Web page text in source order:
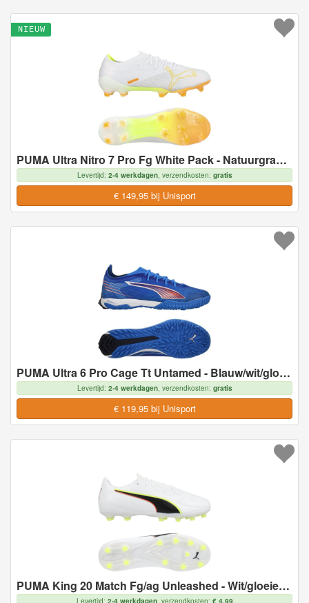
PUMA Ultra Nitro 7 Pro Fg White Pack - Natuurgras (Fg), maat 43
Levertijd: 2-4 werkdagen, verzendkosten: gratis
€ 149,95 bij Unisport
NIEUW
PUMA Ultra 6 Pro Cage Tt Untamed - Blauw/wit/gloeiend Rood - Turf (Tf), maat 43
Levertijd: 2-4 werkdagen, verzendkosten: gratis
€ 119,95 bij Unisport
PUMA King 20 Match Fg/ag Unleashed - Wit/gloeiend Rood/geel, maat 43
Levertijd: 2-4 werkdagen, verzendkosten: € 4,99